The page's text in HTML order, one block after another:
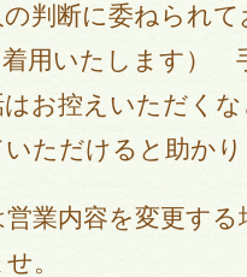
判断に委ねられ
着用いたします）
お控えいただく
ただけると助か
業内容を変更す
。